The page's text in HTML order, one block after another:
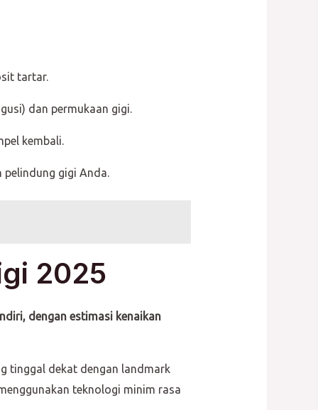
tartar.
dan permukaan gigi.
kembali.
gigi Anda.
2025
dengan estimasi kenaikan
tinggal dekat dengan landmark
teknologi minim rasa